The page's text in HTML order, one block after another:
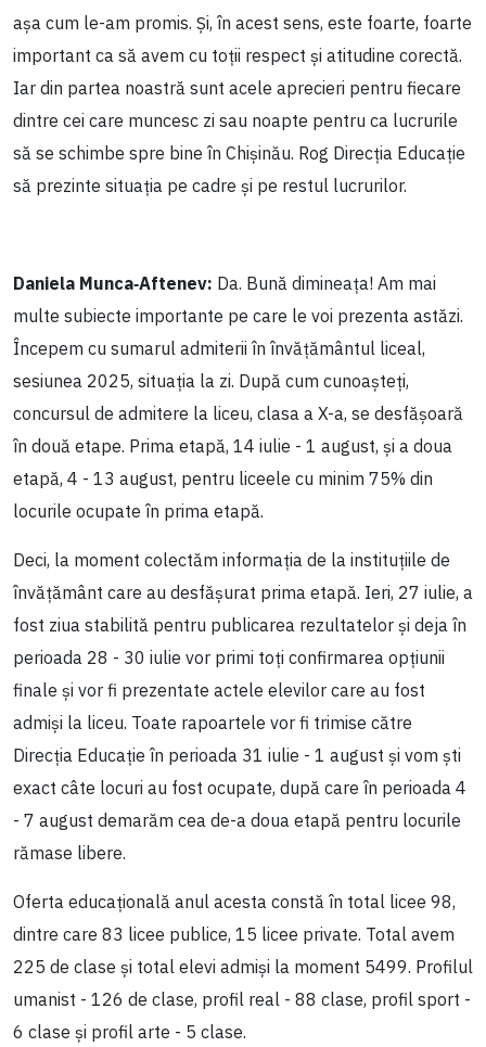
așa cum le-am promis. Și, în acest sens, este foarte, foarte
important ca să avem cu toții respect și atitudine corectă.
Iar din partea noastră sunt acele aprecieri pentru fiecare
dintre cei care muncesc zi sau noapte pentru ca lucrurile
să se schimbe spre bine în Chișinău. Rog Direcția Educație
să prezinte situația pe cadre și pe restul lucrurilor.
Daniela Munca‑Aftenev: Da. Bună dimineața! Am mai
multe subiecte importante pe care le voi prezenta astăzi.
Începem cu sumarul admiterii în învățământul liceal,
sesiunea 2025, situația la zi. După cum cunoașteți,
concursul de admitere la liceu, clasa a X-a, se desfășoară
în două etape. Prima etapă, 14 iulie - 1 august, și a doua
etapă, 4 - 13 august, pentru liceele cu minim 75% din
locurile ocupate în prima etapă.
Deci, la moment colectăm informația de la instituțiile de
învățământ care au desfășurat prima etapă. Ieri, 27 iulie, a
fost ziua stabilită pentru publicarea rezultatelor și deja în
perioada 28 - 30 iulie vor primi toți confirmarea opțiunii
finale și vor fi prezentate actele elevilor care au fost
admiși la liceu. Toate rapoartele vor fi trimise către
Direcția Educație în perioada 31 iulie - 1 august și vom ști
exact câte locuri au fost ocupate, după care în perioada 4
- 7 august demarăm cea de-a doua etapă pentru locurile
rămase libere.
Oferta educațională anul acesta constă în total licee 98,
dintre care 83 licee publice, 15 licee private. Total avem
225 de clase și total elevi admiși la moment 5499. Profilul
umanist - 126 de clase, profil real - 88 clase, profil sport -
6 clase și profil arte - 5 clase.